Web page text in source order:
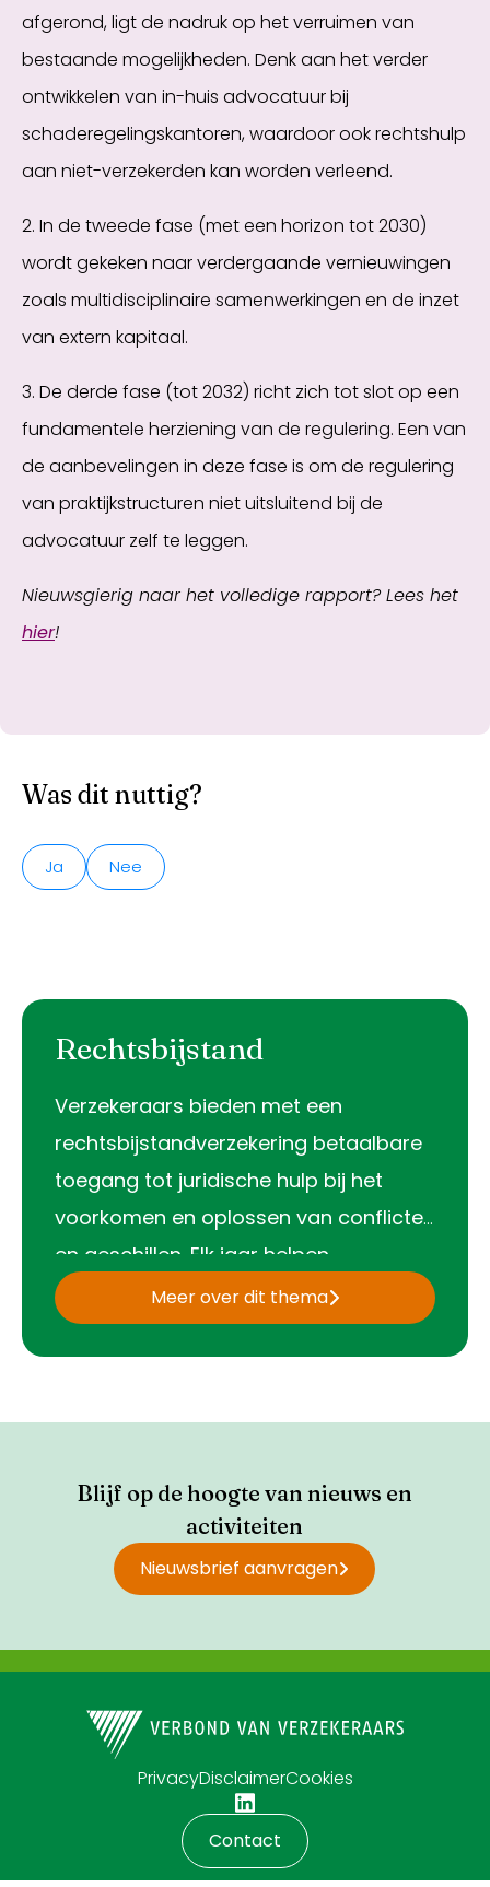
afgerond, ligt de nadruk op het verruimen van
bestaande mogelijkheden. Denk aan het verder
ontwikkelen van in-huis advocatuur bij
schaderegelingskantoren, waardoor ook rechtshulp
aan niet-verzekerden kan worden verleend.
2. In de tweede fase (met een horizon tot 2030)
wordt gekeken naar verdergaande vernieuwingen
zoals multidisciplinaire samenwerkingen en de inzet
van extern kapitaal.
3. De derde fase (tot 2032) richt zich tot slot op een
fundamentele herziening van de regulering. Een van
de aanbevelingen in deze fase is om de regulering
van praktijkstructuren niet uitsluitend bij de
advocatuur zelf te leggen.
Nieuwsgierig naar het volledige rapport? Lees het
hier!
Was dit nuttig?
Ja Nee
Rechtsbijstand
Verzekeraars bieden met een
rechtsbijstandverzekering betaalbare
toegang tot juridische hulp bij het
voorkomen en oplossen van conflicten
en geschillen. Elk jaar helpen
verzekeraars ruim 400.000 klanten,
bijvoorbeeld op het gebied van werk,
Meer over dit thema
Blijf op de hoogte van nieuws en
activiteiten
Nieuwsbrief aanvragen
PrivacyDisclaimerCookies
Contact